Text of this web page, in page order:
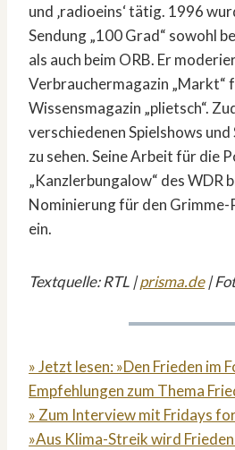
und ‚radioeins‘ tätig. 1996
Sendung „100 Grad“ sowohl
als auch beim ORB. Er
Verbrauchermagazin „Markt“
Wissensmagazin „plietsch“.
verschiedenen Spielshows
zu sehen. Seine Arbeit für die
„Kanzlerbungalow“ des WDR
Nominierung für den Grimme-
ein.
Textquelle: RTL |prisma.de|
» Jetzt lesen: »Den Frieden im
Empfehlungen zum Thema
» Zum Interview mit Fridays
»Aus Klima-Streik wird